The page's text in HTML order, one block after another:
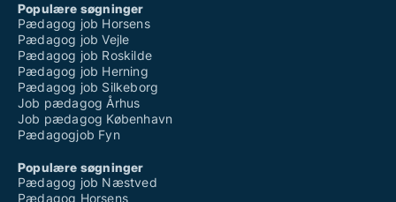
Populære søgninger
Pædagog job Horsens
Pædagog job Vejle
Pædagog job Roskilde
Pædagog job Herning
Pædagog job Silkeborg
Job pædagog Århus
Job pædagog København
Pædagogjob Fyn
Populære søgninger
Pædagog job Næstved
Pædagog Horsens